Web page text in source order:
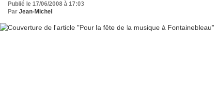
Publié le 17/06/2008 à 17:03
Par Jean-Michel